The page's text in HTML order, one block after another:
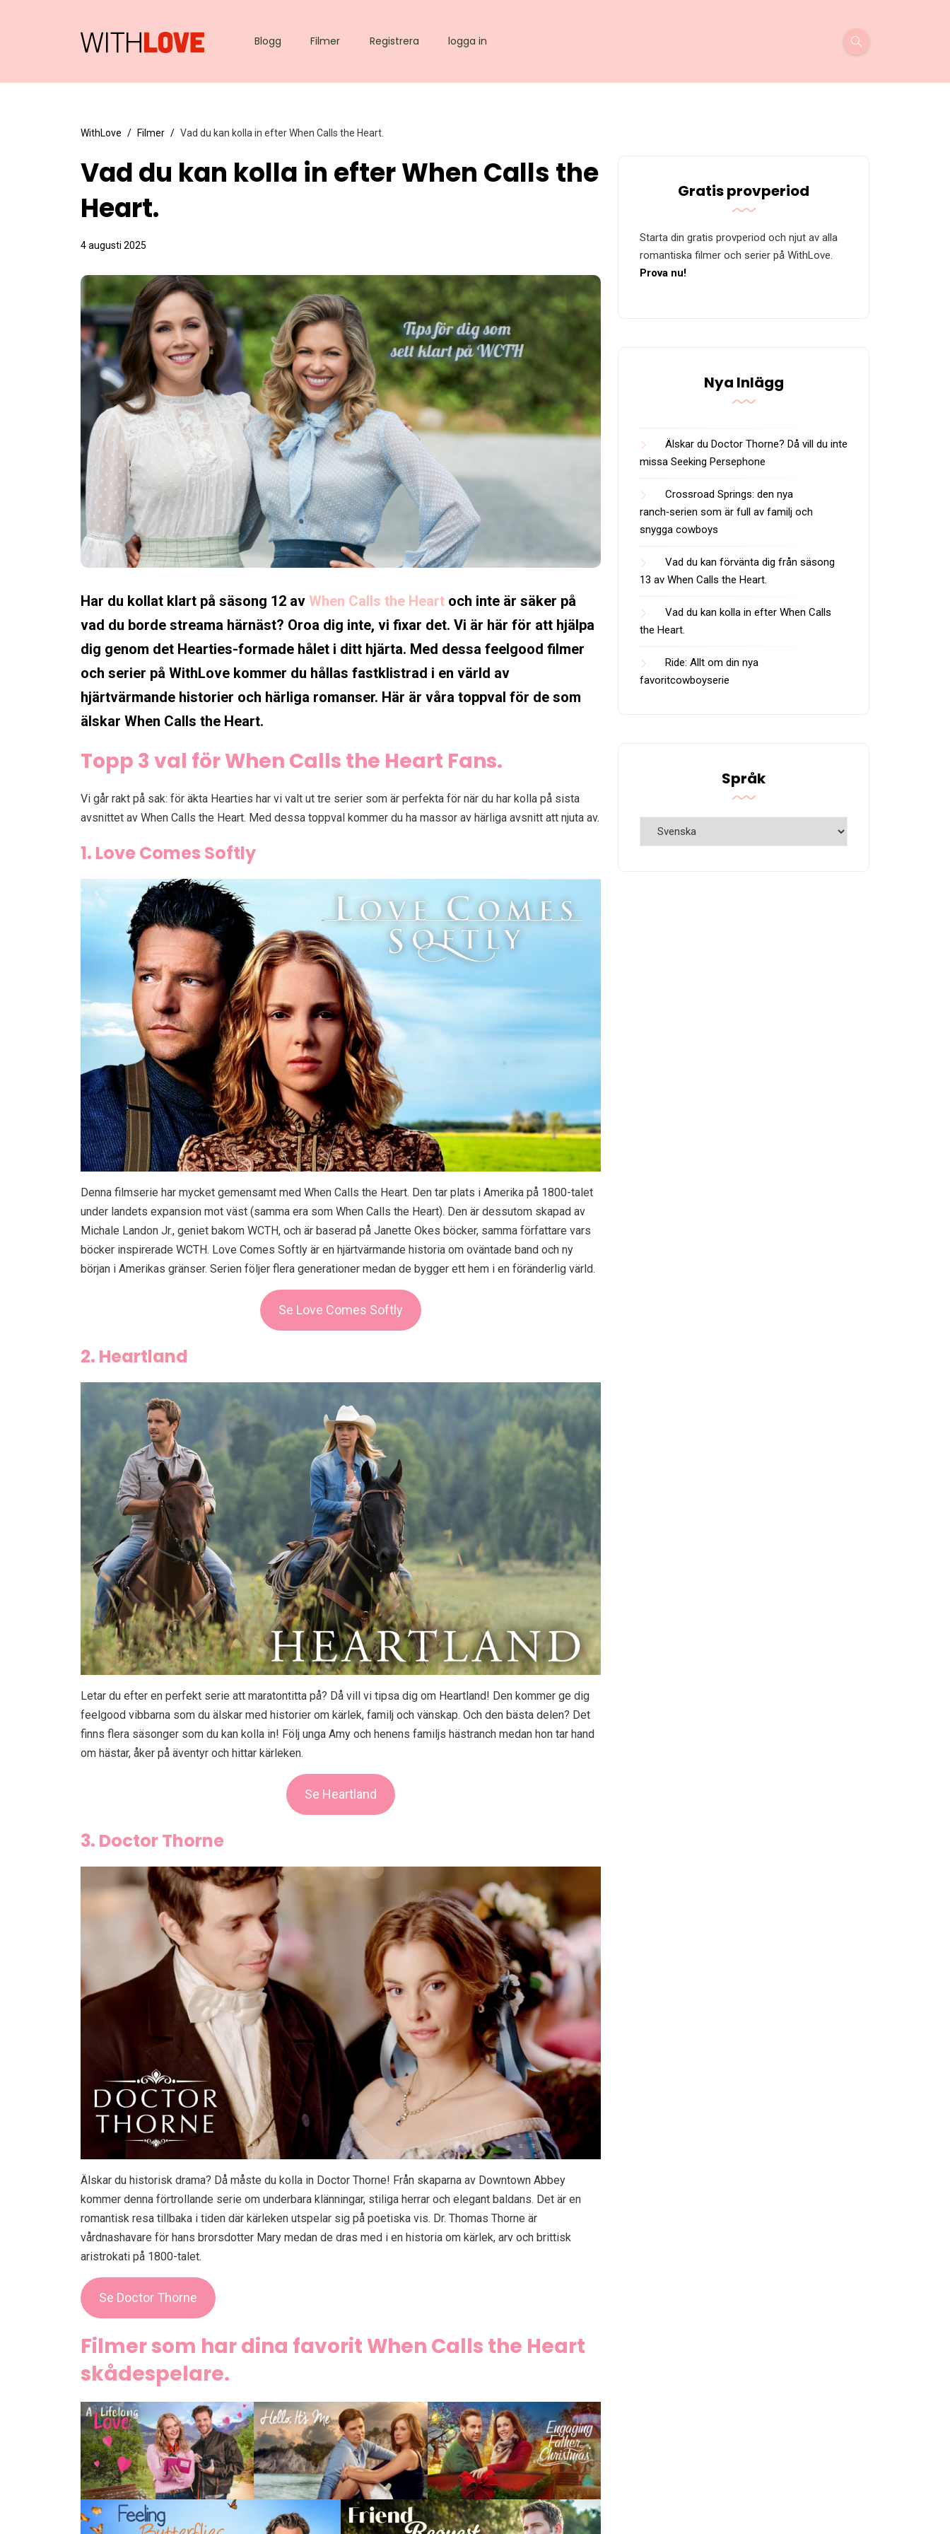
Blogg Filmer Registrera logga in
WithLove Filmer Vad du kan kolla in efter When Calls the Heart.
Vad du kan kolla in efter When Calls the
Heart.
4 augusti 2025
Har du kollat klart på säsong 12 av When Calls the Heart och inte är säker på
vad du borde streama härnäst? Oroa dig inte, vi fixar det. Vi är här för att hjälpa
dig genom det Hearties-formade hålet i ditt hjärta. Med dessa feelgood filmer
och serier på WithLove kommer du hållas fastklistrad i en värld av
hjärtvärmande historier och härliga romanser. Här är våra toppval för de som
älskar When Calls the Heart.
Topp 3 val för When Calls the Heart Fans.
Vi går rakt på sak: för äkta Hearties har vi valt ut tre serier som är perfekta för när du har kolla på sista
avsnittet av When Calls the Heart. Med dessa toppval kommer du ha massor av härliga avsnitt att njuta av.
1. Love Comes Softly
Denna filmserie har mycket gemensamt med When Calls the Heart. Den tar plats i Amerika på 1800-talet
under landets expansion mot väst (samma era som When Calls the Heart). Den är dessutom skapad av
Michale Landon Jr., geniet bakom WCTH, och är baserad på Janette Okes böcker, samma författare vars
böcker inspirerade WCTH. Love Comes Softly är en hjärtvärmande historia om oväntade band och ny
början i Amerikas gränser. Serien följer flera generationer medan de bygger ett hem i en föränderlig värld.
Se Love Comes Softly
2. Heartland
Letar du efter en perfekt serie att maratontitta på? Då vill vi tipsa dig om Heartland! Den kommer ge dig
feelgood vibbarna som du älskar med historier om kärlek, familj och vänskap. Och den bästa delen? Det
finns flera säsonger som du kan kolla in! Följ unga Amy och henens familjs hästranch medan hon tar hand
om hästar, åker på äventyr och hittar kärleken.
Se Heartland
3. Doctor Thorne
Älskar du historisk drama? Då måste du kolla in Doctor Thorne! Från skaparna av Downtown Abbey
kommer denna förtrollande serie om underbara klänningar, stiliga herrar och elegant baldans. Det är en
romantisk resa tillbaka i tiden där kärleken utspelar sig på poetiska vis. Dr. Thomas Thorne är
vårdnashavare för hans brorsdotter Mary medan de dras med i en historia om kärlek, arv och brittisk
aristrokati på 1800-talet.
Se Doctor Thorne
Filmer som har dina favorit When Calls the Heart
skådespelare.
Gratis provperiod
Starta din gratis provperiod och njut av alla
romantiska filmer och serier på WithLove.
Prova nu!
Nya Inlägg
Älskar du Doctor Thorne? Då vill du inte
missa Seeking Persephone
Crossroad Springs: den nya
ranch‑serien som är full av familj och
snygga cowboys
Vad du kan förvänta dig från säsong
13 av When Calls the Heart.
Vad du kan kolla in efter When Calls
the Heart.
Ride: Allt om din nya
favoritcowboyserie
Språk
Språk